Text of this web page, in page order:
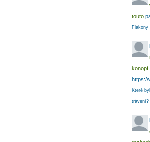
touto
https://
Které
trávení?